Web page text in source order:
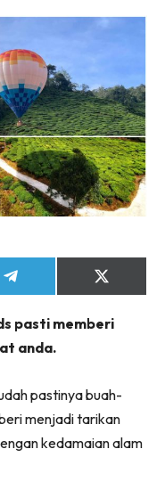
Share
on
Share
on
(Twitter)
pasti memberi
anda.
pastinya buah-
menjadi tarikan
kedamaian alam